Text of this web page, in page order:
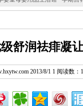
舒润祛痱凝
2013/8/1 1 阅读数：